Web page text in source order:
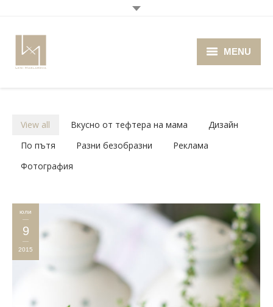
MENU
Portfolio
Retro Camera Museum
View all Вкусно от тефтера на мама
Дизайн
По пътя
Разни безобразни
Реклама
Фотография
юли
9
2015